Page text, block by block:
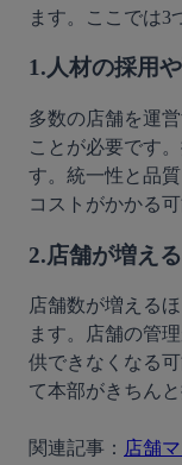
ます。ここでは3
1.人材の採用
多数の店舗を運
ことが必要です
す。統一性と品
2.店舗が増え
店舗数が増える
ます。店舗の管
供できなくなる
て本部がきちん
関連記事： 店舗